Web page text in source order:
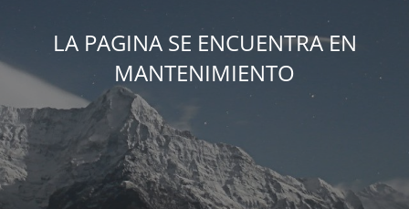
LA PAGINA SE ENCUENTRA EN
MANTENIMIENTO